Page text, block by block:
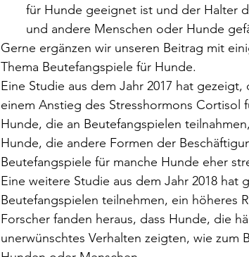
für Hunde geeignet ist und der Halter
und andere Menschen oder Hunde
Gerne ergänzen wir unseren Beitrag mit
Thema Beutefangspiele für Hunde.
Eine Studie aus dem Jahr 2017 hat
einem Anstieg des Stresshormons Cortisol
Hunde, die an Beutefangspielen
Hunde, die andere Formen der
Beutefangspiele für manche Hunde eher
Eine weitere Studie aus dem Jahr 2018
Beutefangspielen teilnehmen, ein höheres
Forscher fanden heraus, dass Hunde, die
unerwünschtes Verhalten zeigten, wie